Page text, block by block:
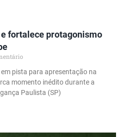
fortalece protagonismo
pista para apresentação na
momento inédito durante a
Paulista (SP)